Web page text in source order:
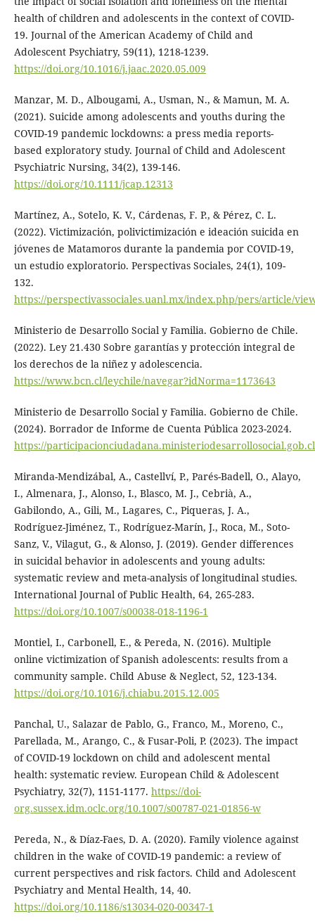
health of children and adolescents in the context of COVID-
19. Journal of the American Academy of Child and
Adolescent Psychiatry, 59(11), 1218-1239.
https://doi.org/10.1016/j.jaac.2020.05.009
Manzar, M. D., Albougami, A., Usman, N., & Mamun, M. A.
(2021). Suicide among adolescents and youths during the
COVID-19 pandemic lockdowns: a press media reports-
based exploratory study. Journal of Child and Adolescent
Psychiatric Nursing, 34(2), 139-146.
https://doi.org/10.1111/jcap.12313
Martínez, A., Sotelo, K. V., Cárdenas, F. P., & Pérez, C. L.
(2022). Victimización, polivictimización e ideación suicida en
jóvenes de Matamoros durante la pandemia por COVID-19,
un estudio exploratorio. Perspectivas Sociales, 24(1), 109-
132.
https://perspectivassociales.uanl.mx/index.php/pers/article/
Ministerio de Desarrollo Social y Familia. Gobierno de Chile.
(2022). Ley 21.430 Sobre garantías y protección integral de
los derechos de la niñez y adolescencia.
https://www.bcn.cl/leychile/navegar?idNorma=1173643
Ministerio de Desarrollo Social y Familia. Gobierno de Chile.
(2024). Borrador de Informe de Cuenta Pública 2023-2024.
https://
Miranda-Mendizábal, A., Castellví, P., Parés-Badell, O., Alayo,
I., Almenara, J., Alonso, I., Blasco, M. J., Cebrià, A.,
Gabilondo, A., Gili, M., Lagares, C., Piqueras, J. A.,
Rodríguez-Jiménez, T., Rodríguez-Marín, J., Roca, M., Soto-
Sanz, V., Vilagut, G., & Alonso, J. (2019). Gender differences
in suicidal behavior in adolescents and young adults:
systematic review and meta-analysis of longitudinal studies.
International Journal of Public Health, 64, 265-283.
https://doi.org/10.1007/s00038-018-1196-1
Montiel, I., Carbonell, E., & Pereda, N. (2016). Multiple
online victimization of Spanish adolescents: results from a
community sample. Child Abuse & Neglect, 52, 123-134.
https://doi.org/10.1016/j.chiabu.2015.12.005
Panchal, U., Salazar de Pablo, G., Franco, M., Moreno, C.,
Parellada, M., Arango, C., & Fusar-Poli, P. (2023). The impact
of COVID-19 lockdown on child and adolescent mental
health: systematic review. European Child & Adolescent
Psychiatry, 32(7), 1151-1177. https://doi-
org.sussex.idm.oclc.org/10.1007/s00787-021-01856-w
Pereda, N., & Díaz-Faes, D. A. (2020). Family violence against
children in the wake of COVID-19 pandemic: a review of
current perspectives and risk factors. Child and Adolescent
Psychiatry and Mental Health, 14, 40.
https://doi.org/10.1186/s13034-020-00347-1